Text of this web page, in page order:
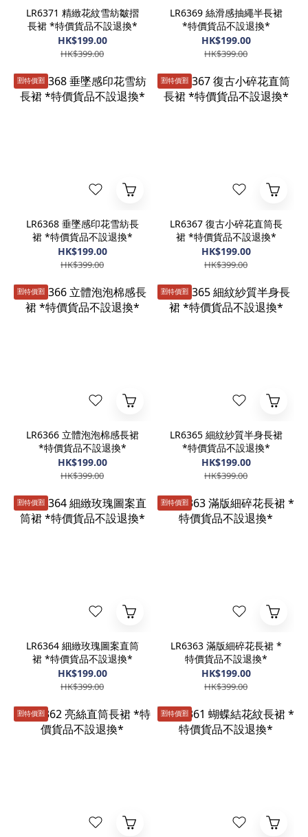
LR6371 精緻花紋雪紡皺摺
長裙 *特價貨品不設退換*
HK$199.00
HK$399.00
LR6369 絲滑感抽繩半長裙
*特價貨品不設退換*
HK$199.00
HK$399.00
🈹️特價🈹️
LR6368 垂墜感印花雪紡長
裙 *特價貨品不設退換*
HK$199.00
HK$399.00
🈹️特價🈹️
LR6367 復古小碎花直筒長
裙 *特價貨品不設退換*
HK$199.00
HK$399.00
🈹️特價🈹️
LR6366 立體泡泡棉感長裙
*特價貨品不設退換*
HK$199.00
HK$399.00
🈹️特價🈹️
LR6365 細紋紗質半身長裙
*特價貨品不設退換*
HK$199.00
HK$399.00
🈹️特價🈹️
LR6364 細緻玫瑰圖案直筒
裙 *特價貨品不設退換*
HK$199.00
HK$399.00
🈹️特價🈹️
LR6363 滿版細碎花長裙 *
特價貨品不設退換*
HK$199.00
HK$399.00
🈹️特價🈹️ 🈹️特價🈹️